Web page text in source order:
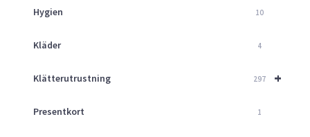
Klätterväggen
Aktuellt
Hygien 10
Kläder 4
+
Klätterutrustning 297
Presentkort 1